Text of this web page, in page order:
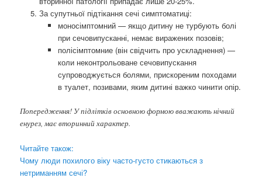
За супутньої підтікання сечі симптоматиці:
моносімптомний — якщо дитину не турбують болі
при сечовипусканні, немає виражених позовів;
полісімптомние (він свідчить про ускладнення) —
коли неконтрольоване сечовипускання
супроводжується болями, прискореним походами
в туалет, позивами, яким дитині важко чинити опір.
Попередження! У підлітків основною формою вважають нічний
енурез, має вторинний характер.
Читайте також:
Чому люди похилого віку часто-густо стикаються з
нетриманням сечі?